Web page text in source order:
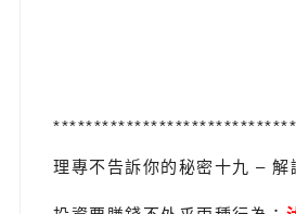
理專不告訴你的秘密十九 – 解